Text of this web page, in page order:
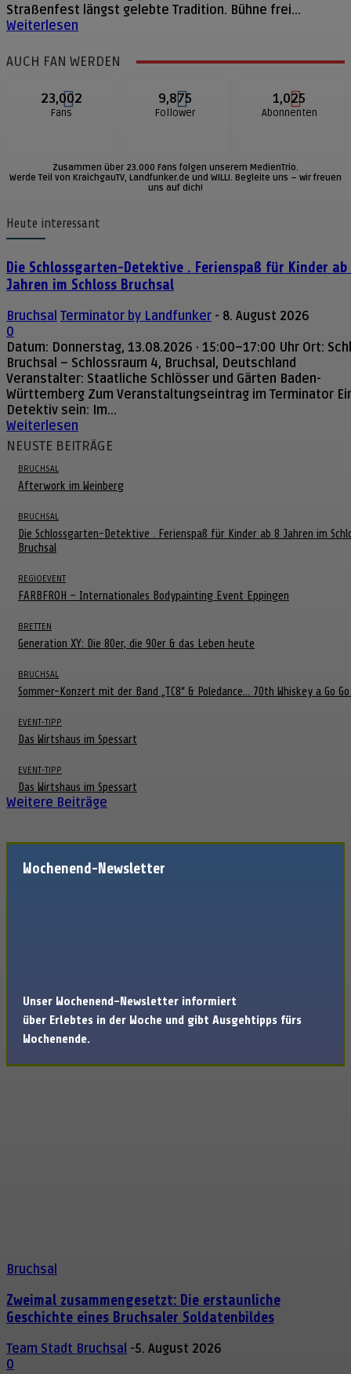
Straßenfest längst gelebte Tradition. Bühne frei...
Weiterlesen
AUCH FAN WERDEN
23,002
Fans
9,875
Follower
1,025
Abonnenten
Zusammen über 23.000 Fans folgen unserem MedienTrio.
Werde Teil von KraichgauTV, Landfunker.de und WILLI. Begleite uns – wir freuen
uns auf dich!
Heute interessant
Die Schlossgarten-Detektive . Ferienspaß für Kinder ab
Jahren im Schloss Bruchsal
Bruchsal Terminator by Landfunker - 8. August 2026
0
Datum: Donnerstag, 13.08.2026 · 15:00–17:00 Uhr Ort:
Bruchsal – Schlossraum 4, Bruchsal, Deutschland
Veranstalter: Staatliche Schlösser und Gärten Baden-
Württemberg Zum Veranstaltungseintrag im Terminator Einmal
Detektiv sein: Im...
Weiterlesen
NEUSTE BEITRÄGE
BRUCHSAL
Afterwork im Weinberg
BRUCHSAL
Die Schlossgarten-Detektive . Ferienspaß für Kinder ab 8 Jahren im
Bruchsal
REGIOEVENT
FARBFROH – Internationales Bodypainting Event Eppingen
BRETTEN
Generation XY: Die 80er, die 90er & das Leben heute
BRUCHSAL
Sommer-Konzert mit der Band „TC8“ & Poledance… 70th Whiskey a Go
EVENT-TIPP
Das Wirtshaus im Spessart
EVENT-TIPP
Das Wirtshaus im Spessart
Weitere Beiträge
Wochenend-Newsletter
Unser Wochenend-Newsletter informiert
über Erlebtes in der Woche und gibt Ausgehtipps fürs
Wochenende.
Bruchsal
Zweimal zusammengesetzt: Die erstaunliche
Geschichte eines Bruchsaler Soldatenbildes
Team Stadt Bruchsal -5. August 2026
0